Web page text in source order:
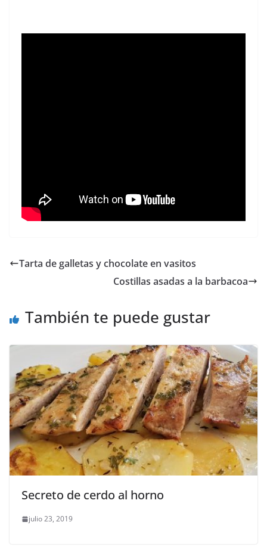
Tarta de galletas y chocolate en vasitos
Costillas asadas a la barbacoa
También te puede gustar
Secreto de cerdo al horno
julio 23, 2019